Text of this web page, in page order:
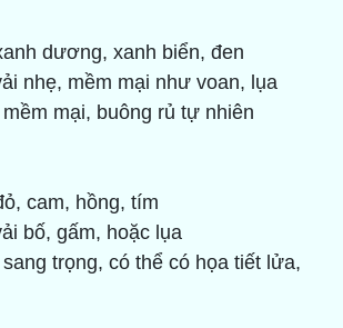
dương, xanh biển, đen
nhẹ, mềm mại như voan, lụa
mại, buông rủ tự nhiên
cam, hồng, tím
bố, gấm, hoặc lụa
trọng, có thể có họa tiết lửa,